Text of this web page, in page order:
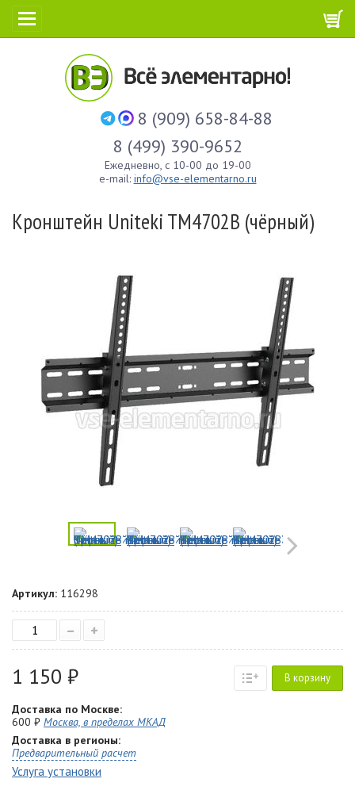
8 (909) 658-84-88
8 (499) 390-9652
Ежедневно, с 10-00 до 19-00
e-mail: info@vse-elementarno.ru
Кронштейн Uniteki TM4702B (чёрный)
Артикул: 116298
– +
1 150 ₽ В корзину
Доставка по Москве:
600 ₽ Москва, в пределах МКАД
Доставка в регионы:
Предварительный расчет
Услуга установки